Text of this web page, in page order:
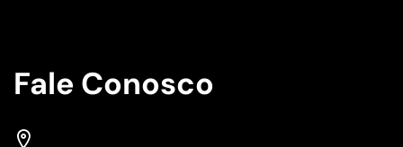
Fale Conosco